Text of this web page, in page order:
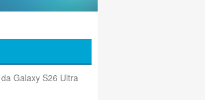
Galaxy S26 Ultra